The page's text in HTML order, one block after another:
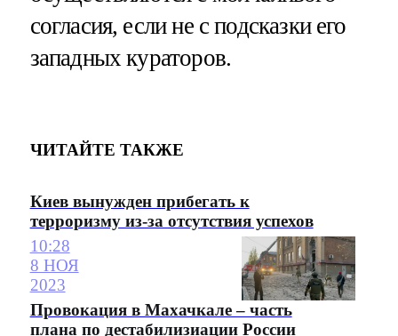
согласия, если не с подсказки его
западных кураторов.
ЧИТАЙТЕ ТАКЖЕ
Киев вынужден прибегать к
терроризму из-за отсутствия успехов
10:28
8 НОЯ
2023
Провокация в Махачкале – часть
плана по дестабилизиации России